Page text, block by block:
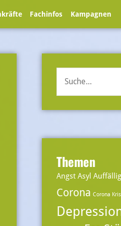
Fachinfos Kampagnen
Suche
Themen
Angst Asyl
Corona Corona